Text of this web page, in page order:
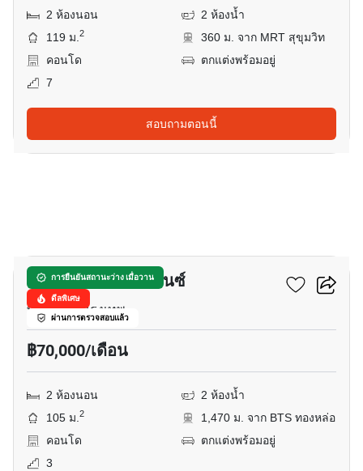
2 ห้องนอน
2 ห้องน้ำ
119 ม.2
360 ม. จาก MRT สุขุมวิท
คอนโด
ตกแต่งพร้อมอยู่
7
สอบถามตอนนี้
การยืนยันสถานะว่าง เมื่อวาน
ดีลพิเศษ
ผ่านการตรวจสอบแล้ว
ทองหล่อ 21 เรสซิเดนซ์
ทองหล่อ, กรุงเทพ
฿70,000/เดือน
2 ห้องนอน
2 ห้องน้ำ
105 ม.2
1,470 ม. จาก BTS ทองหล่อ
คอนโด
ตกแต่งพร้อมอยู่
3